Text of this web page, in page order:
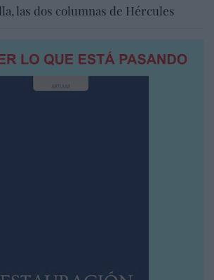
las dos columnas de Hércules